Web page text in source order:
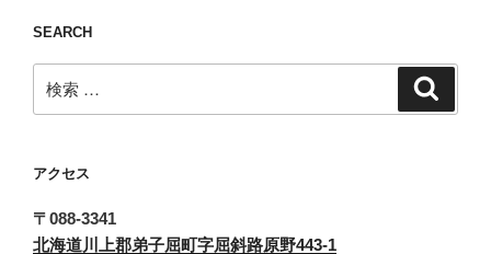
SEARCH
索:
アクセス
〒088-3341
北海道川上郡弟子屈町字屈斜路原野443-1